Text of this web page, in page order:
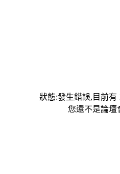
狀態:發生錯誤,目前有
您還不是論壇